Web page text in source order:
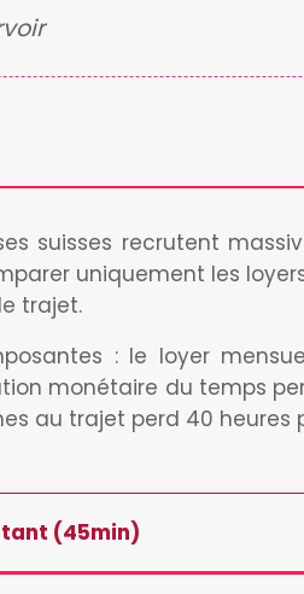
suisses recrutent
uniquement les
trajet.
: le loyer
monétaire du temps
au trajet perd 40
(45min)